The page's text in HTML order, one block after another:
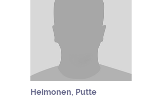
Heimonen, Putte